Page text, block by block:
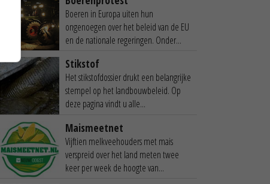
Boeren in Europa uiten hun
ongenoegen over het beleid van de EU
en de nationale regeringen. Onder...
Stikstof
Het stikstofdossier drukt een belangrijke
stempel op het landbouwbeleid. Op
deze pagina vindt u alle...
Maismeetnet
Vijftien melkveehouders met mais
verspreid over het land meten twee
keer per week de hoogte van...